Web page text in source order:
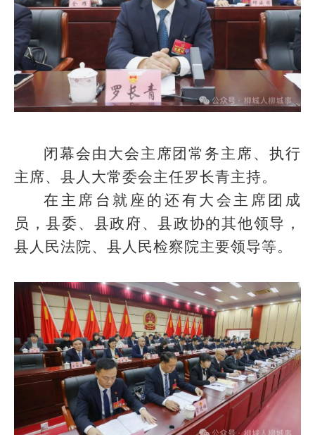
闭幕会由大会主席团常务主席、执行
主席、县人大常委会主任罗长青主持。
在主席台就座的还有大会主席团成
员，县委、县政府、县政协的其他领导，
县人民法院、县人民检察院主要领导等。